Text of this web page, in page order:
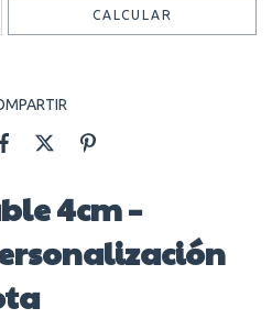
CALCULAR
4cm –